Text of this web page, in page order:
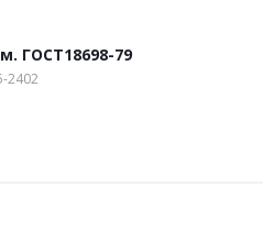
ГОСТ18698-79
2402